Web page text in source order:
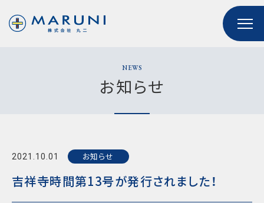
NEWS
お知らせ
2021.10.01 お知らせ
吉祥寺時間第13号が発行されました！